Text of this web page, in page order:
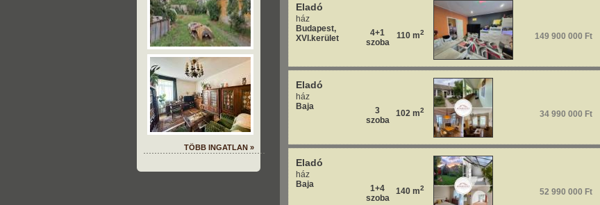
TÖBB INGATLAN »
Eladó
ház
Budapest,
XVI.kerület
4+1
szoba
110 m2 149 900 000 Ft
Eladó
ház
Baja
3
szoba
102 m2 34 990 000 Ft
Eladó
ház
Baja
1+4
szoba
140 m2 52 990 000 Ft